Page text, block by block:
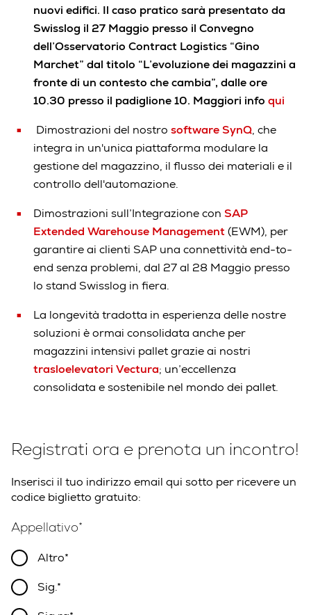
nuovi edifici. Il caso pratico sarà presentato da
Swisslog il 27 Maggio presso il Convegno
dell’Osservatorio Contract Logistics “Gino
Marchet” dal titolo “L’evoluzione dei magazzini a
fronte di un contesto che cambia”, dalle ore
10.30 presso il padiglione 10. Maggiori info qui
Dimostrazioni del nostro software SynQ, che
integra in un'unica piattaforma modulare la
gestione del magazzino, il flusso dei materiali e il
controllo dell'automazione.
Dimostrazioni sull’Integrazione con SAP
Extended Warehouse Management(EWM), per
garantire ai clienti SAP una connettività end-to-
end senza problemi, dal 27 al 28 Maggio presso
lo stand Swisslog in fiera.
La longevità tradotta in esperienza delle nostre
soluzioni è ormai consolidata anche per
magazzini intensivi pallet grazie ai nostri
trasloelevatori Vectura; un’eccellenza
consolidata e sostenibile nel mondo dei pallet.
Registrati ora e prenota un incontro!
Inserisci il tuo indirizzo email qui sotto per ricevere un
codice biglietto gratuito:
Appellativo
Altro
Sig.